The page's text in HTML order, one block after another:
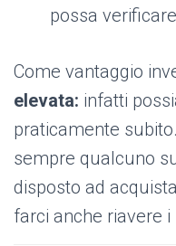
possa
Come vantaggio
elevata: infatti
praticamente
sempre qualcuno
disposto ad
farci anche riavere i